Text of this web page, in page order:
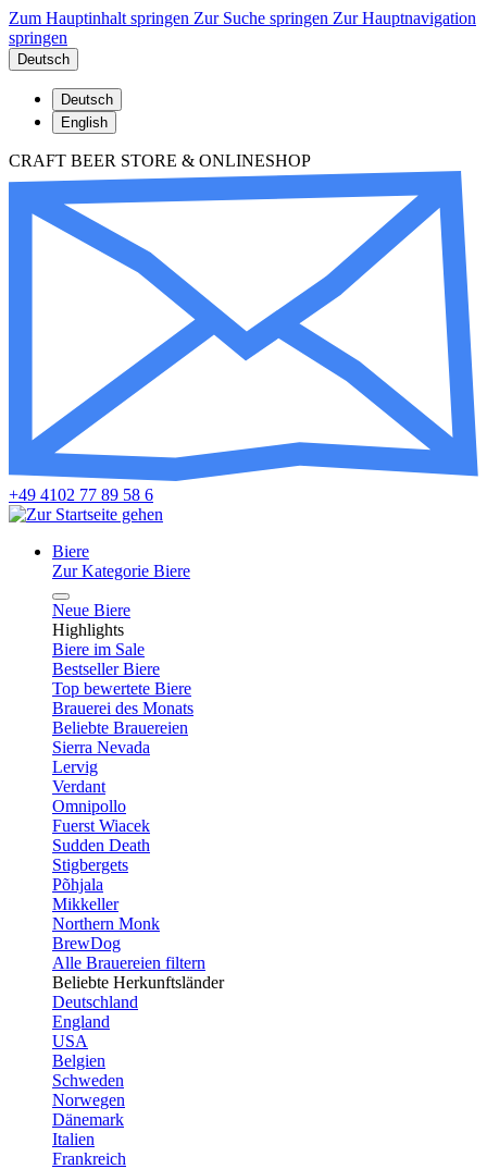
Zum Hauptinhalt springen Zur Suche springen Zur Hauptnavigation
springen
Deutsch
Deutsch
English
CRAFT BEER STORE & ONLINESHOP
+49 4102 77 89 58 6
Biere
Zur Kategorie Biere
Neue Biere
Highlights
Biere im Sale
Bestseller Biere
Top bewertete Biere
Brauerei des Monats
Beliebte Brauereien
Sierra Nevada
Lervig
Verdant
Omnipollo
Fuerst Wiacek
Sudden Death
Stigbergets
Põhjala
Mikkeller
Northern Monk
BrewDog
Alle Brauereien filtern
Beliebte Herkunftsländer
Deutschland
England
USA
Belgien
Schweden
Norwegen
Dänemark
Italien
Frankreich